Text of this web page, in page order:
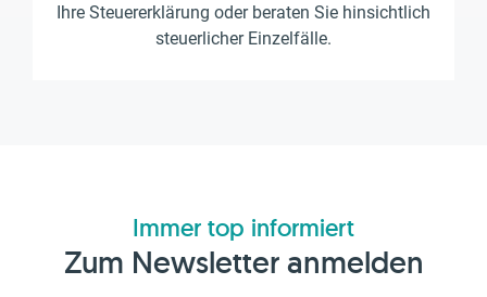
Ihre Steuererklärung oder beraten Sie hinsichtlich
steuerlicher Einzelfälle.
Immer top informiert
Zum Newsletter anmelden